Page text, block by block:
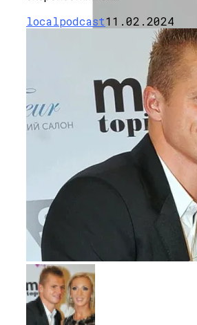
Как Состояние
Ефремова,
Ученые-
Простой Метод
localpodcast11.02.2024